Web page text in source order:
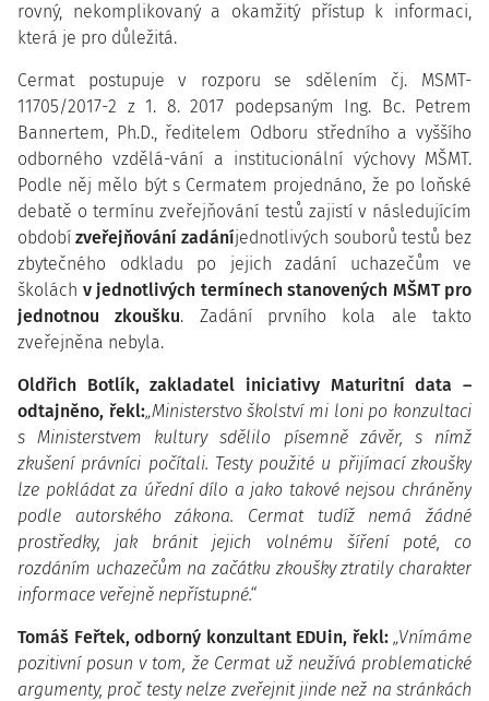
rovný, nekomplikovaný a okamžitý přístup k informaci,
která je pro důležitá.
Cermat postupuje v rozporu se sdělením čj. MSMT-
11705/2017-2 z 1. 8. 2017 podepsaným Ing. Bc. Petrem
Bannertem, Ph.D., ředitelem Odboru středního a vyššího
odborného vzdělá-vání a institucionální výchovy MŠMT.
Podle něj mělo být s Cermatem projednáno, že po loňské
debatě o termínu zveřejňování testů zajistí v následujícím
obdobízveřejňování zadáníjednotlivých souborů testů bez
zbytečného odkladu po jejich zadání uchazečům ve
školách v jednotlivých termínech stanovených MŠMT pro
jednotnou zkoušku. Zadání prvního kola ale takto
zveřejněna nebyla.
Oldřich Botlík, zakladatel iniciativy Maturitní data –
odtajněno, řekl:„Ministerstvo školství mi loni po konzultaci
s Ministerstvem kultury sdělilo písemně závěr, s nímž
zkušení právníci počítali. Testy použité u přijímací zkoušky
lze pokládat za úřední dílo a jako takové nejsou chráněny
podle autorského zákona. Cermat tudíž nemá žádné
prostředky, jak bránit jejich volnému šíření poté, co
rozdáním uchazečům na začátku zkoušky ztratily charakter
informace veřejně nepřístupné.“
Tomáš Feřtek, odborný konzultant EDUin, řekl: „Vnímáme
pozitivní posun v tom, že Cermat už neužívá problematické
argumenty, proč testy nelze zveřejnit jinde než na stránkách